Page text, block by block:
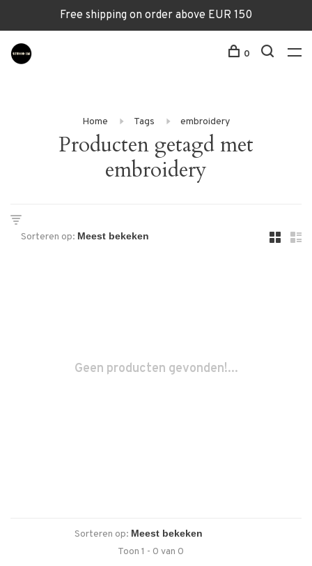
Free shipping on order above EUR 150
0
Home Tags embroidery
Producten getagd met
embroidery
Sorteren op:
Geen producten gevonden!...
Sorteren op:
Toon 1 - 0 van 0